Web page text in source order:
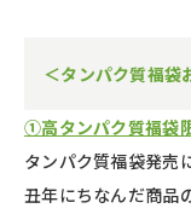
＜タンパク質福袋
①高タンパク質福袋
タンパク質福袋発売
丑年にちなんだ商品